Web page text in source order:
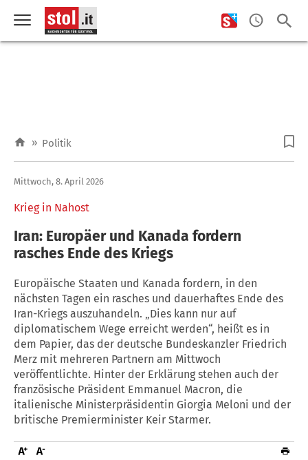
» Politik
Krieg in Nahost
Mittwoch, 8. April 2026
Iran: Europäer und Kanada fordern
rasches Ende des Kriegs
Europäische Staaten und Kanada fordern, in den
nächsten Tagen ein rasches und dauerhaftes Ende des
Iran-Kriegs auszuhandeln. „Dies kann nur auf
diplomatischem Wege erreicht werden“, heißt es in
dem Papier, das der deutsche Bundeskanzler Friedrich
Merz mit mehreren Partnern am Mittwoch
veröffentlichte. Hinter der Erklärung stehen auch der
französische Präsident Emmanuel Macron, die
italienische Ministerpräsidentin Giorgia Meloni und der
britische Premierminister Keir Starmer.